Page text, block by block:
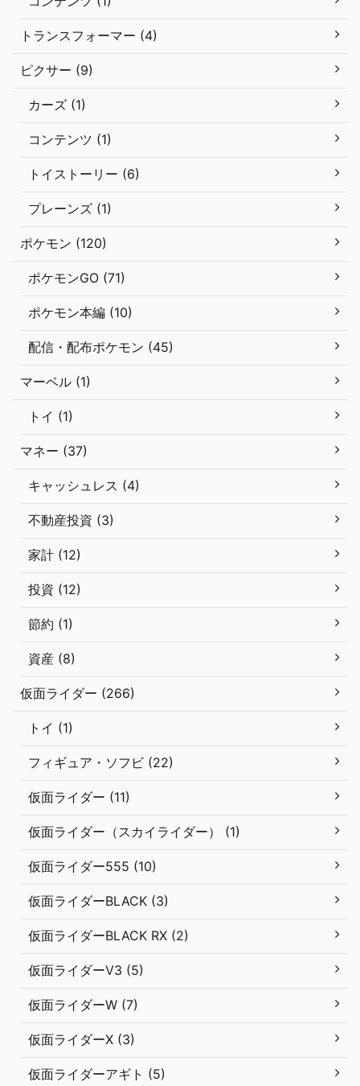
トランスフォーマー (4)
ピクサー (9)
カーズ (1)
コンテンツ (1)
トイストーリー (6)
プレーンズ (1)
ポケモン (120)
ポケモンGO (71)
ポケモン本編 (10)
配信・配布ポケモン (45)
マーベル (1)
トイ (1)
マネー (37)
キャッシュレス (4)
不動産投資 (3)
家計 (12)
投資 (12)
節約 (1)
資産 (8)
仮面ライダー (266)
トイ (1)
フィギュア・ソフビ (22)
仮面ライダー (11)
仮面ライダー（スカイライダー） (1)
仮面ライダー555 (10)
仮面ライダーBLACK (3)
仮面ライダーBLACK RX (2)
仮面ライダーV3 (5)
仮面ライダーW (7)
仮面ライダーX (3)
仮面ライダーアギト (5)